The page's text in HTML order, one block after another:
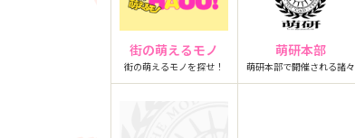
街の萌えるモノ
街の萌えるモノを探せ！
萌研本部
萌研本部で開催される諸々